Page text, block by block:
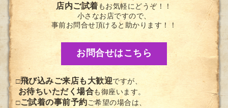
店内ご試着 もお気軽にどうぞ！！
小さなお店ですので、
事前お問合せ頂けると助かります！！
お問合せはこちら
□飛び込みご来店も大歓迎ですが、
お待ちいただく場合も御座います。
□ご試着の事前予約ご希望の場合は、